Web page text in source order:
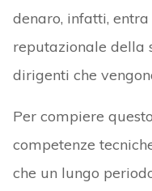
denaro, infatti,
reputazionale della
dirigenti che
Per compiere
competenze
che un lungo